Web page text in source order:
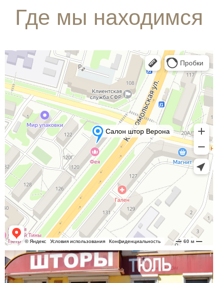
Где мы находимся